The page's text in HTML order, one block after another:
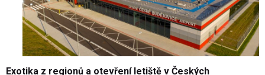
Exotika z regionů a otevření letiště v Českých